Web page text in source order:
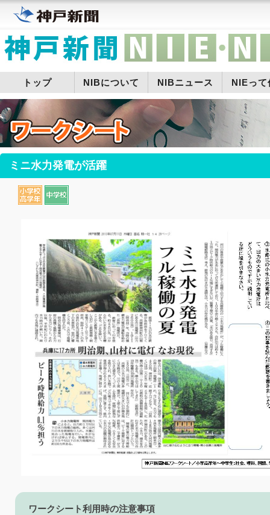
トップ NIBについて NIBニュース NIEって
ミニ水力発電が活躍
ワークシート利用時の注意事項